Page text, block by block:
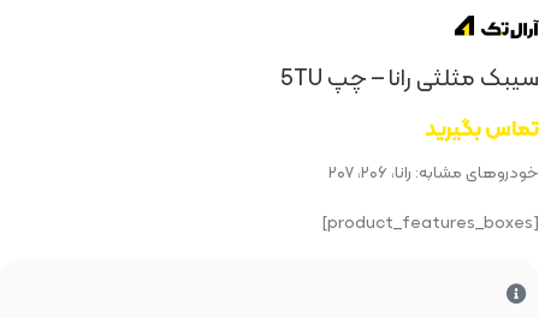
سیبک مثلثی رانا – چپ 5TU
تماس بگیرید
خودروهای مشابه: رانا، ۲۰۶، ۲۰۷
[product_features_boxes]